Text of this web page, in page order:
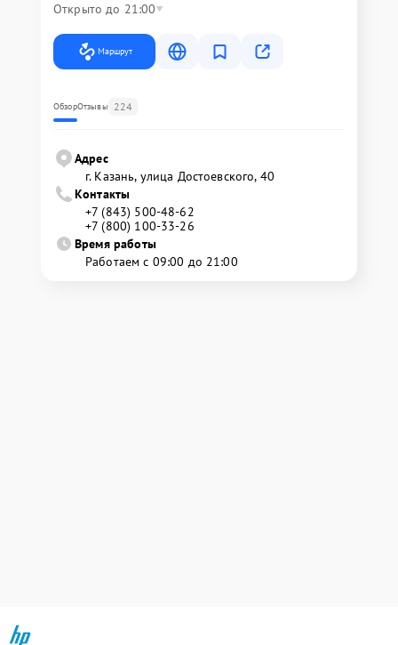
Открыто до 21:00
Маршрут
ОбзорОтзывы 224
Адрес
г. Казань, улица Достоевского, 40
Контакты
+7 (843) 500-48-62
+7 (800) 100-33-26
Время работы
Работаем с 09:00 до 21:00